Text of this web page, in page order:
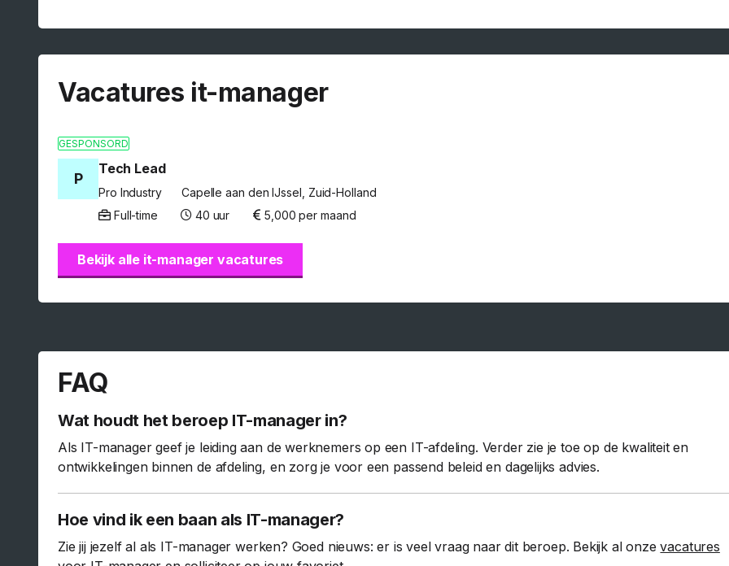
Vacatures it-manager
GESPONSORD
P
Tech Lead
Pro Industry
Capelle aan den IJssel, Zuid-Holland
Full-time
40 uur 5,000 per maand
Bekijk alle it-manager vacatures
FAQ
Wat houdt het beroep IT-manager in?
Als IT-manager geef je leiding aan de werknemers op een IT-afdeling. Verder zie je toe op de kwaliteit en
ontwikkelingen binnen de afdeling, en zorg je voor een passend beleid en dagelijks advies.
Hoe vind ik een baan als IT-manager?
Zie jij jezelf al als IT-manager werken? Goed nieuws: er is veel vraag naar dit beroep. Bekijk al onzevacatures